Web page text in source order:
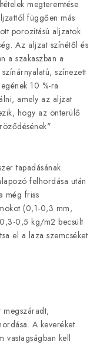
megteremtése
függően más
porozitású aljzatok
Az aljzat színétől és
a szakaszban a
színezett
10 %-ra
amely az aljzat
hogy az önterülő
tapadásának
felhordása után
még friss
(0,1-0,3 mm,
0,5 kg/m2 becsült
el a laza szemcséket
A keveréket
vastagságban kell